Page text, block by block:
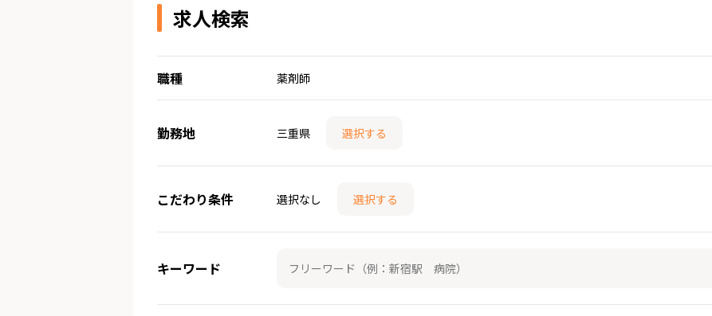
求人検索
職種 薬剤師
勤務地 三重県 選択する
こだわり条件 選択なし 選択する
キーワード